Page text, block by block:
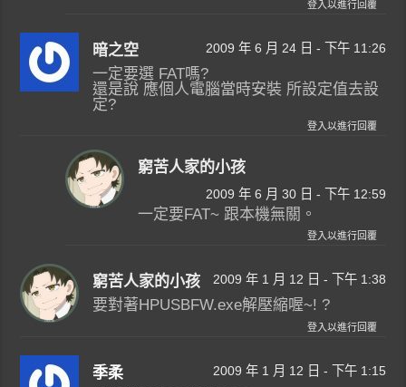
登入以進行回覆
暗之空 2009 年 6 月 24 日 - 下午 11:26
一定要選 FAT嗎?
還是說 應個人電腦當時安裝 所設定值去設
定?
登入以進行回覆
窮苦人家的小孩
2009 年 6 月 30 日 - 下午 12:59
一定要FAT~ 跟本機無關。
登入以進行回覆
窮苦人家的小孩 2009 年 1 月 12 日 - 下午 1:38
要對著HPUSBFW.exe解壓縮喔~! ?
登入以進行回覆
季柔 2009 年 1 月 12 日 - 下午 1:15